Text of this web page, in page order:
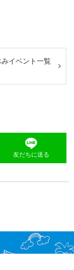
イベント一覧
友だちに送る